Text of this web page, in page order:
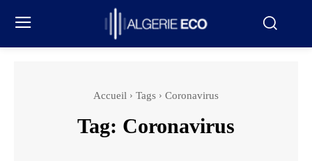
Accueil Tags Coronavirus
Tag: Coronavirus